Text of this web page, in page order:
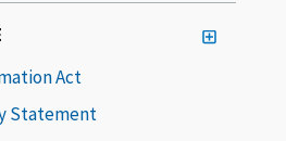
Act
Statement